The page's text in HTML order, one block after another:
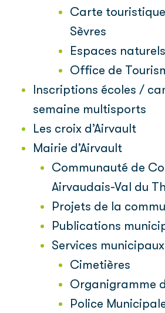
Carte
Sèvres
Espaces naturels
Office de
Inscriptions écoles /
semaine multisports
Les croix d’Airvault
Mairie d’Airvault
Communauté de
Airvaudais-Val du
Projets de la
Publications
Services municipaux
Cimetières
Organigramme
Police